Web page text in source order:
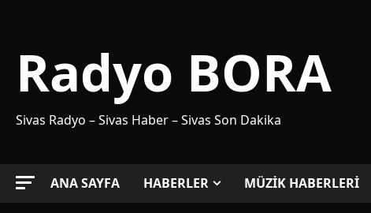
Radyo BORA
Sivas Radyo – Sivas Haber – Sivas Son Dakika
ANA SAYFA HABERLER MÜZİK HABERLERİ